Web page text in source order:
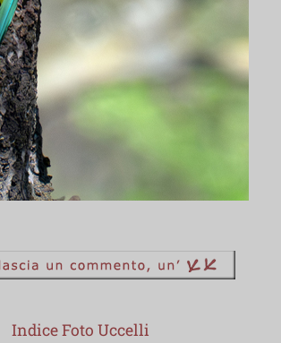
Indice Foto Uccelli